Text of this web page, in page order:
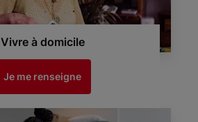
Vivre à domicile
Je me renseigne